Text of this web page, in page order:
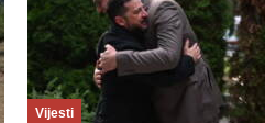
Vijesti